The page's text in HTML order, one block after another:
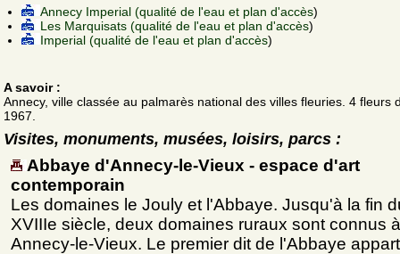
Annecy Imperial (qualité de l'eau et plan d'accès)
Les Marquisats (qualité de l'eau et plan d'accès)
Imperial (qualité de l'eau et plan d'accès)
A savoir :
Annecy, ville classée au palmarès national des villes fleuries. 4 fleurs
1967.
Visites, monuments, musées, loisirs, parcs :
Abbaye d'Annecy-le-Vieux - espace d'art
contemporain
Les domaines le Jouly et l'Abbaye. Jusqu'à la fin
XVIIIe siècle, deux domaines ruraux sont connus à
Annecy-le-Vieux. Le premier dit de l'Abbaye